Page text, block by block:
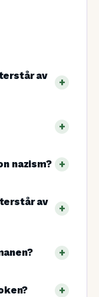
av
nazism?
av